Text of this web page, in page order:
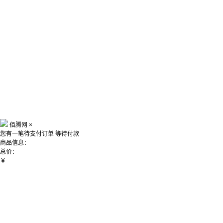
佰腾网 ×
您有一笔待支付订单 等待付款
商品信息：
总价：
￥